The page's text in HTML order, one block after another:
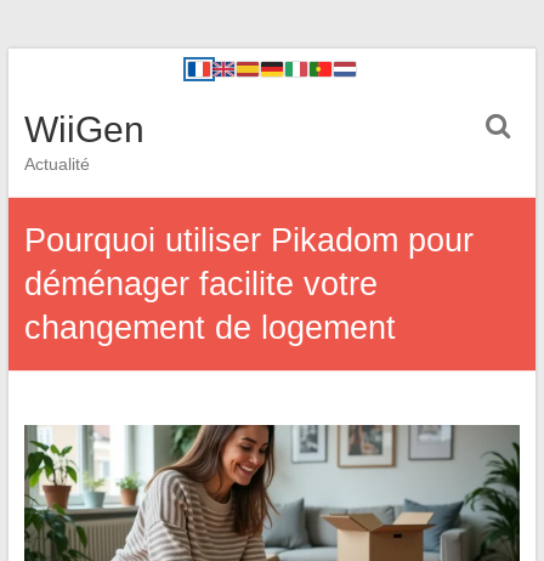
WiiGen
Actualité
Pourquoi utiliser Pikadom pour
déménager facilite votre
changement de logement